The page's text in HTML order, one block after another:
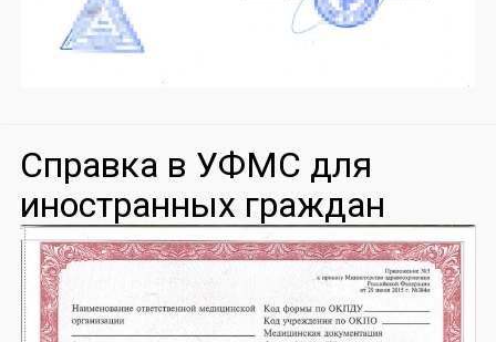
Справка в УФМС для
иностранных граждан